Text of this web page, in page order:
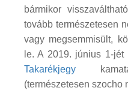
bármikor
tovább természetesen
vagy megsemmisült,
le. A 2019. június 1-jét
Takarékjegy
(természetesen szocho